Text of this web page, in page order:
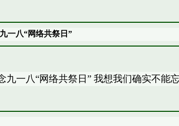
一八“网络共祭日”
一八“网络共祭日” 我想我们确实不能忘